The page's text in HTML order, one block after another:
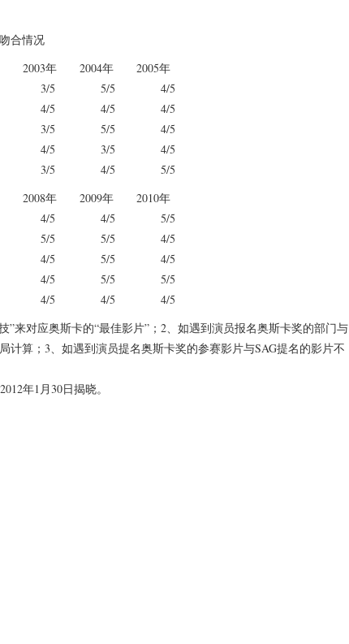
合情况
年 2004年 2005年
5 3/5 5/5 4/5
4/5 4/5 4/5 4/5
5/5 3/5 5/5 4/5
3/5 4/5 3/5 4/5
4/5 3/5 4/5 5/5
年 2009年 2010年
5 4/5 4/5 5/5
3/5 5/5 5/5 4/5
4/5 4/5 5/5 4/5
4/5 4/5 5/5 5/5
4/5 4/5 4/5 4/5
”来对应奥斯卡的“最佳影片”；2、如遇到演员报名奥斯卡奖的部门与
计算；3、如遇到演员提名奥斯卡奖的参赛影片与SAG提名的影片不
年1月30日揭晓。